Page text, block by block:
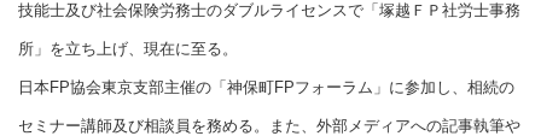
技能士及び社会保険労務士のダブルライセンスで「塚越ＦＰ社労士事務
所」を立ち上げ、現在に至る。
日本FP協会東京支部主催の「神保町FPフォーラム」に参加し、相続の
セミナー講師及び相談員を務める。また、外部メディアへの記事執筆や